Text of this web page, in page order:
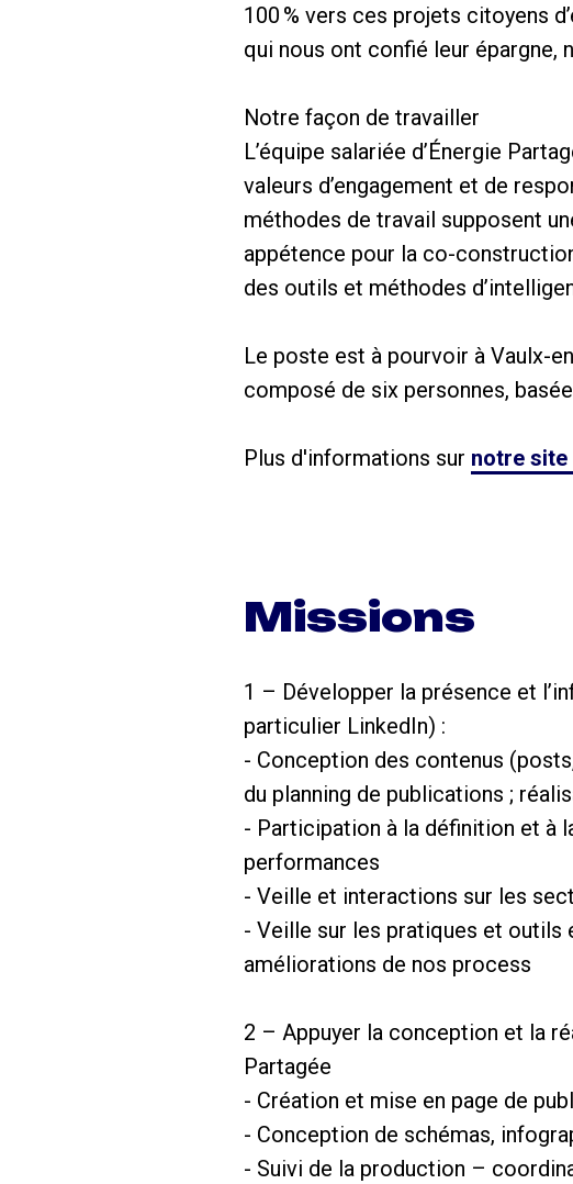
100 % vers ces projets citoyens
qui nous ont confié leur épargne,
Notre façon de travailler
L’équipe salariée d’Énergie
valeurs d’engagement et de
méthodes de travail supposent
appétence pour la co-
des outils et méthodes
Le poste est à pourvoir à Vaulx-
composé de six personnes,
Plus d'informations sur notre
Missions
1 – Développer la présence et
particulier LinkedIn) :
- Conception des contenus
du planning de publications ;
- Participation à la définition et à
performances
- Veille et interactions sur les
- Veille sur les pratiques et outils
améliorations de nos process
2 – Appuyer la conception et la
Partagée
- Création et mise en page de
- Conception de schémas,
- Suivi de la production –